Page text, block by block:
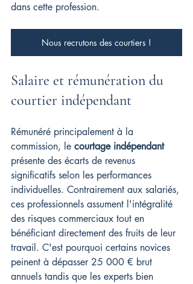
dans cette profession.
Nous recrutons des courtiers !
Salaire et rémunération du
courtier indépendant
Rémunéré principalement à la
commission, le courtage indépendant
présente des écarts de revenus
significatifs selon les performances
individuelles. Contrairement aux salariés,
ces professionnels assument l'intégralité
des risques commerciaux tout en
bénéficiant directement des fruits de leur
travail. C'est pourquoi certains novices
peinent à dépasser 25 000 € brut
annuels tandis que les experts bien